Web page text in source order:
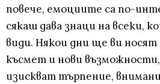
повече, емоциите са по-
сякаш дава знаци на всеки,
види. Някои дни ще ви носят
късмет и нови
изискват търпение,